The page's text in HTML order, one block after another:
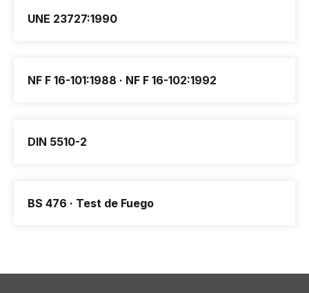
UNE 23727:1990
NF F 16-101:1988 · NF F 16-102:1992
DIN 5510-2
BS 476 · Test de Fuego